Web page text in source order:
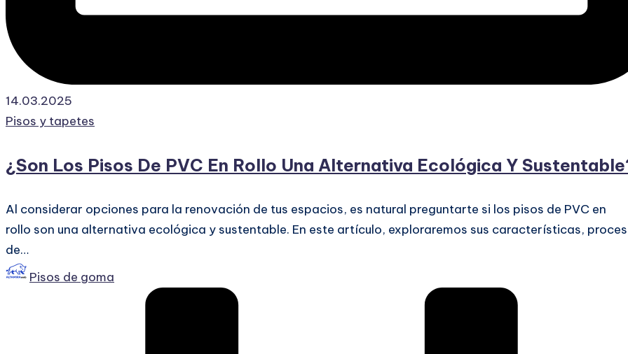
14.03.2025
Publicado
Pisos y tapetes
¿Son Los Pisos De PVC En Rollo Una Alternativa Ecológica Y
Al considerar opciones para la renovación de tus espacios, es natural preguntarte si los pisos de PVC en
rollo son una alternativa ecológica y sustentable. En este artículo, exploraremos sus características,
de…
PublicadoPisos de goma